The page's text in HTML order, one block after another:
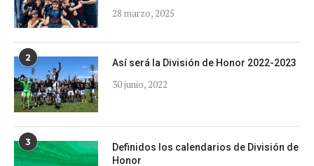
28 marzo, 2025
2 Así será la División de Honor 2022-2023
30 junio, 2022
3
Definidos los calendarios de División de
Honor